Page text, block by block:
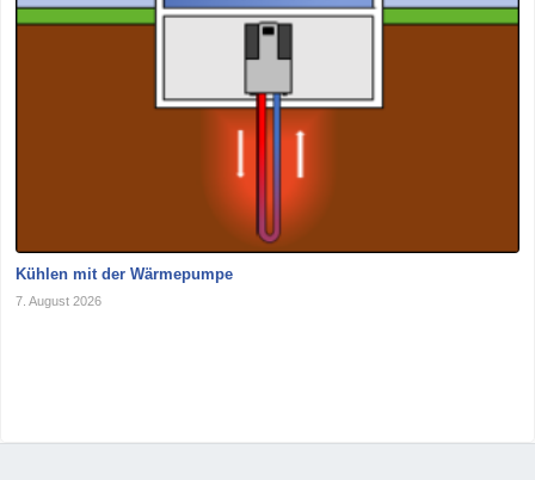
Kühlen mit der Wärmepumpe
7. August 2026